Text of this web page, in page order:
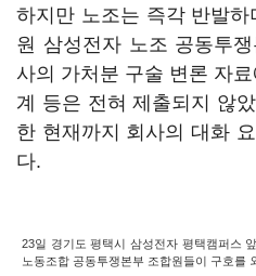
하지만 노조는 즉각 반발
원 삼성전자 노조 공동투
사의 가처분 구술 변론 자
계 등은 전혀 제출되지 않
한 현재까지 회사의 대화
다.
23일 경기도 평택시 삼성전자 평택캠퍼스
노동조합 공동투쟁본부 조합원들이 구호를